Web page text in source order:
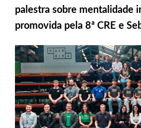
palestra sobre mentalidade
promovida pela 8ª CRE e